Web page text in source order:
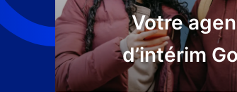
Votre
d’intérim